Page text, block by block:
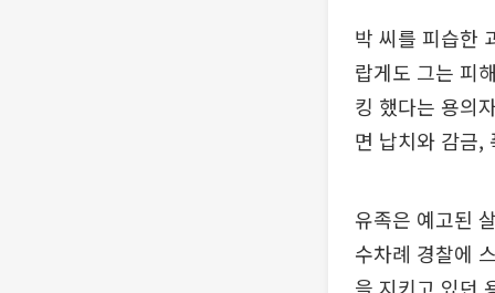
박 씨를 피습한
랍게도 그는 피
킹 했다는 용의
면 납치와 감금,
유족은 예고된
수차례 경찰에